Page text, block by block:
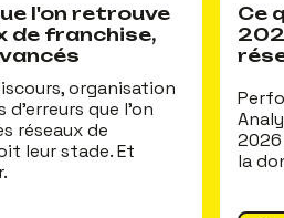
l'on retrouve
de franchise,
organisation
d'erreurs que l'on
réseaux de
leur stade. Et
Ce
2026
la